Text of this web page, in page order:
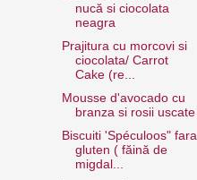
nucă si ciocolata
neagra
Prajitura cu morcovi si
ciocolata/ Carrot
Cake (re...
Mousse d'avocado cu
branza si rosii uscate
Biscuiti 'Spéculoos" fara
gluten ( făină de
migdal...